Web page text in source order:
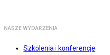
NASZE WYDARZENIA
Szkolenia i konferencje